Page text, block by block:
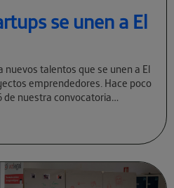
se unen a El
nuevos talentos que se unen a El
emprendedores. Hace poco
de nuestra convocatoria